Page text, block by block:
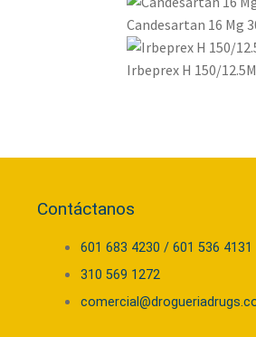
Candesartan 16 Mg
Irbeprex H 150/
Contáctanos
601 683 4230 / 601 536 4131
310 569 1272